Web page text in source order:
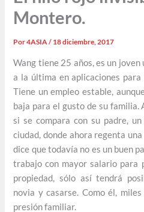
Montero.
Por4ASIA/ 18 diciembre, 2017
Wang tiene 25 años, es un
a la última en aplicaciones
Tiene un empleo estable,
baja para el gusto de su familia.
si se compara con su padre,
ciudad, donde ahora regenta
dice que todavía no es un buen
trabajo con mayor salario para
propiedad, sólo así tendrá
novia y casarse. Como él,
presión familiar.